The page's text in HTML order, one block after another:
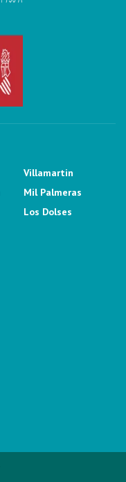
Villamartin
Mil Palmeras
Los Dolses